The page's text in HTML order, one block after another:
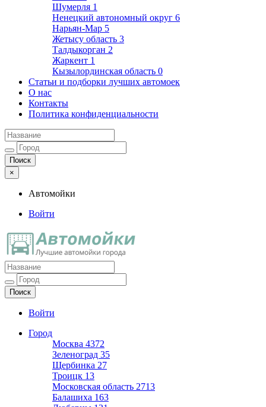
Шумерля 1
Ненецкий автономный округ 6
Нарьян-Мар 5
Жетысу область 3
Талдыкорган 2
Жаркент 1
Кызылординская область 0
Статьи и подборки лучших автомоек
О нас
Контакты
Политика конфиденциальности
×
Автомойки
Войти
Автомойки
Ещё один сайт на WordPress
Войти
Город
Москва 4372
Зеленоград 35
Щербинка 27
Троицк 13
Московская область 2713
Балашиха 163